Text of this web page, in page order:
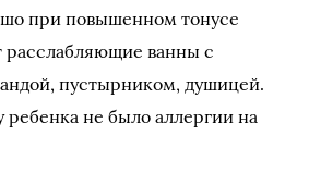
при повышенном тонусе
ванны с
пустырником, душицей.
ребенка не было аллергии на